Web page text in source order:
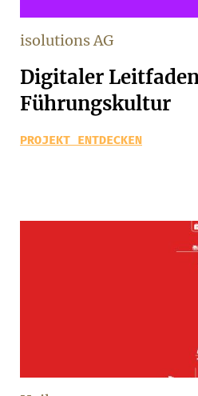
isolutions AG
Digitaler
Führungskultur
PROJEKT ENTDECKEN